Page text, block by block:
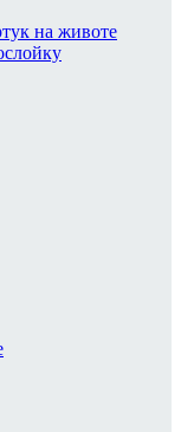
на животе